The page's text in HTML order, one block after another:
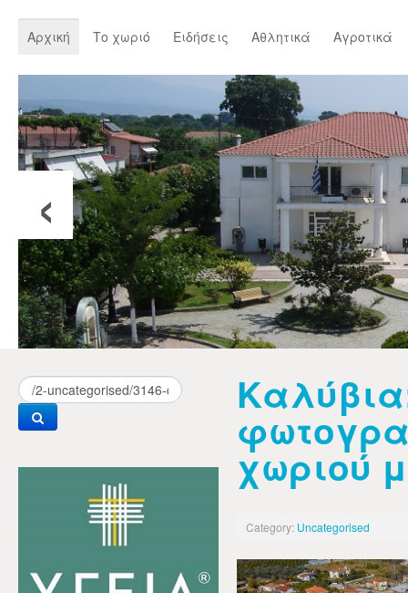
Αρχική Το χωριό Ειδήσεις Αθλητικά Αγροτικά
‹
χωριού
Category: Uncategorised